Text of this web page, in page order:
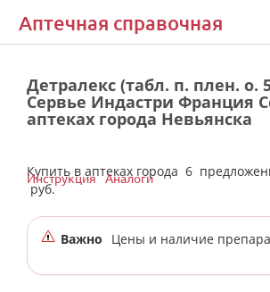
Аптечная справочная
Детралекс (табл. п. плен. о.
Сервье Индастри Франция
аптеках города Невьянска
Купить в аптеках города 6
руб.
Инструкция Аналоги
Важно Цены и наличие